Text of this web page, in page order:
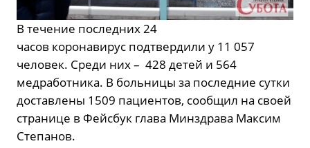
В течение последних 24
часов коронавирус подтвердили у 11 057
человек. Среди них – 428 детей и 564
медработника. В больницы за последние сутки
доставлены 1509 пациентов, сообщил на своей
странице в Фейсбук глава Минздрава Максим
Степанов.